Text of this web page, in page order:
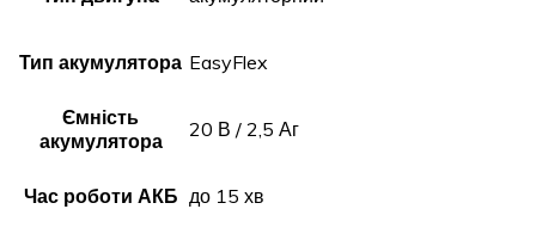
Тип акумулятора EasyFlex
Ємність
акумулятора
20 В / 2,5 Аг
Час роботи АКБ до 15 хв